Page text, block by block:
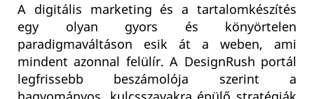
A digitális marketing és a tartalomkészítés
egy olyan gyors és könyörtelen
paradigmaváltáson esik át a weben, ami
mindent azonnal felülír. A DesignRush portál
legfrissebb beszámolója szerint a